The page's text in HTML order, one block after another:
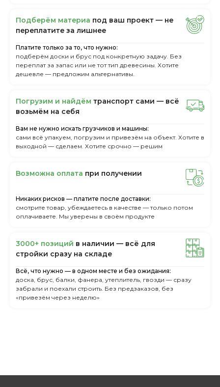
Пoдбepём мaтepиa пoд вaш пpoeкт — нe
пepeплaтитe зa лишнee
Платите только за то, что нужно:
подберём доски и брус под конкретную задачу. Без
переплат за запас или не тот тип древесины. Хотите
дешевле — предложим альтернативы.
Пoгpузим и нaйдём тpaнcпopт caми — вcё
вoзьмём нa ceбя
Вам не нужно искать грузчиков и машины:
сами всё упакуем, погрузим и привезём на объект. Хотите в
выходной — сделаем. Хотите срочно — решим
Boзмoжнa oплaтa пpи пoлучeнии
Никаких рисков — платите после доставки:
смотрите товар, убеждаетесь в качестве — только потом
оплачиваете. Мы уверены в своём продукте
3000+ пoзиций в нaличии — вcё для
cтpoйки cpaзу нa cклaдe
Всё, что нужно — в одном месте и без ожидания:
доска, брус, балки, фанера, утеплитель, гвозди — сразу
забрали и поехали строить. Без предзаказов, без
«привезём через неделю»